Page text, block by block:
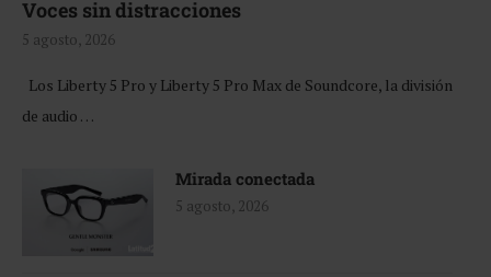
Voces sin distracciones
5 agosto, 2026
Los Liberty 5 Pro y Liberty 5 Pro Max de Soundcore, la división
de audio …
Mirada conectada
5 agosto, 2026